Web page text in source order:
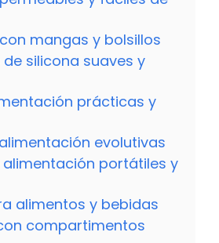
mangas y bolsillos
de silicona suaves y
prácticas y
evolutivas
alimentación portátiles y
alimentos y bebidas
compartimentos